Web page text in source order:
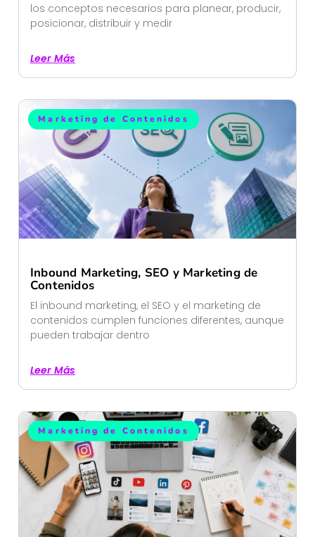
los conceptos necesarios para planear, producir,
posicionar, distribuir y medir
Leer Más
Marketing de Contenidos
Inbound Marketing, SEO y Marketing de
Contenidos
El inbound marketing, el SEO y el marketing de
contenidos cumplen funciones diferentes, aunque
pueden trabajar dentro
Leer Más
Marketing de Contenidos